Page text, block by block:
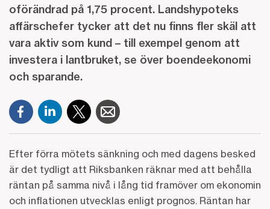
oförändrad på 1,75 procent. Landshypoteks
affärschefer tycker att det nu finns fler skäl att
vara aktiv som kund – till exempel genom att
investera i lantbruket, se över boendeekonomi
och sparande.
Efter förra mötets sänkning och med dagens besked
är det tydligt att Riksbanken räknar med att behålla
räntan på samma nivå i lång tid framöver om ekonomin
och inflationen utvecklas enligt prognos. Räntan har